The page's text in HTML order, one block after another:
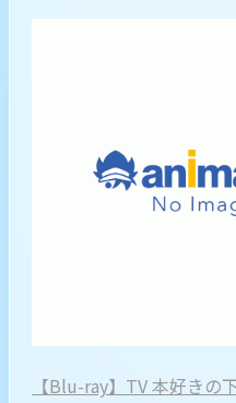
【Blu-ray】TV 本好きの